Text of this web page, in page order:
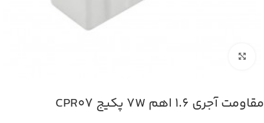
مقاومت آجری 1.6 اهم 7W پکیج CPR07